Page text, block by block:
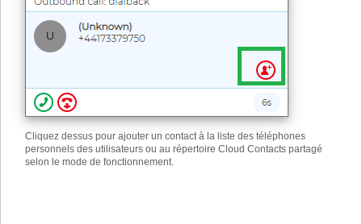
Cliquez dessus pour ajouter un contact à la liste des téléphones
personnels des utilisateurs ou au répertoire Cloud Contacts partagé
selon le mode de fonctionnement.